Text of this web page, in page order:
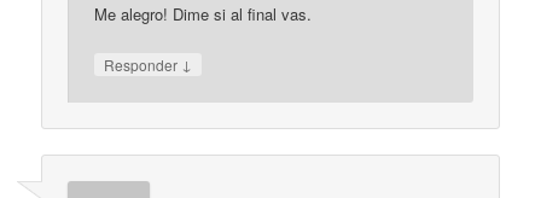
Me alegro! Dime si al final vas.
Responder ↓